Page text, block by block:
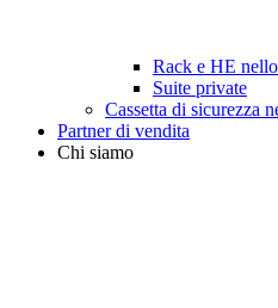
Rack e HE
Suite private
Cassetta di sicurezza
Partner di vendita
Chi siamo